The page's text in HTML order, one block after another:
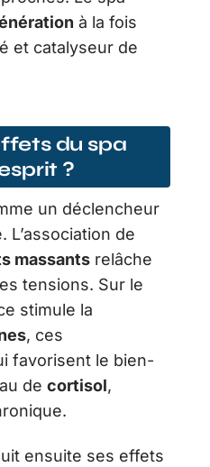
à la fois
et catalyseur de
du spa
?
un déclencheur
L’association de
massants relâche
tensions. Sur le
stimule la
, ces
favorisent le bien-
de cortisol,
ensuite ses effets